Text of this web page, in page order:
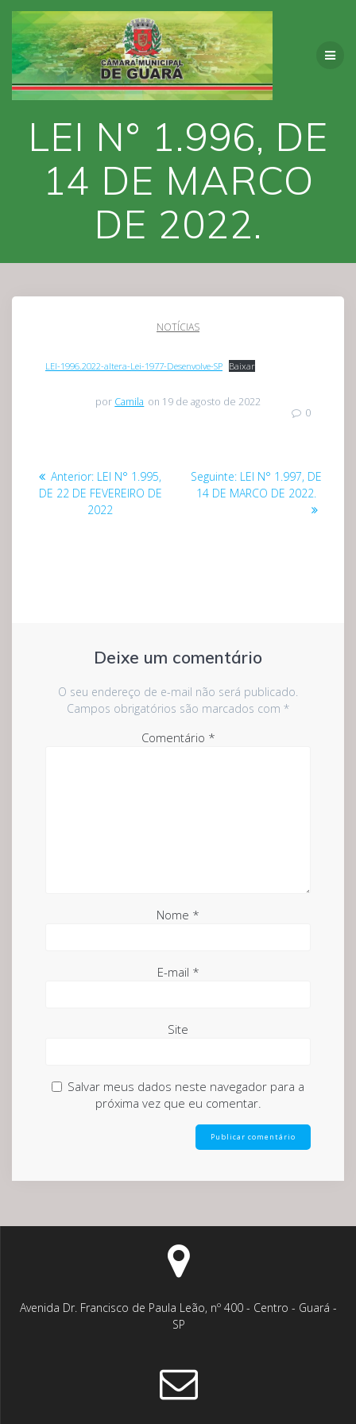
Skip
to
content
LEI N° 1.996, DE
14 DE MARCO
DE 2022.
NOTÍCIAS
LEI-1996.2022-altera-Lei-1977-Desenvolve-SP Baixar
por Camila on 19 de agosto de 2022
0
Navegação
de
Anterior: Post
anterior:
LEI N° 1.995,
DE 22 DE FEVEREIRO DE
2022
Seguinte: Post
seguinte:
LEI N° 1.997, DE
14 DE MARCO DE 2022.
Deixe um comentário
O seu endereço de e-mail não será publicado.
Campos obrigatórios são marcados com *
Comentário *
Nome *
E-mail *
Site
Salvar meus dados neste navegador para a
próxima vez que eu comentar.
Avenida Dr. Francisco de Paula Leão, nº 400 - Centro - Guará -
SP